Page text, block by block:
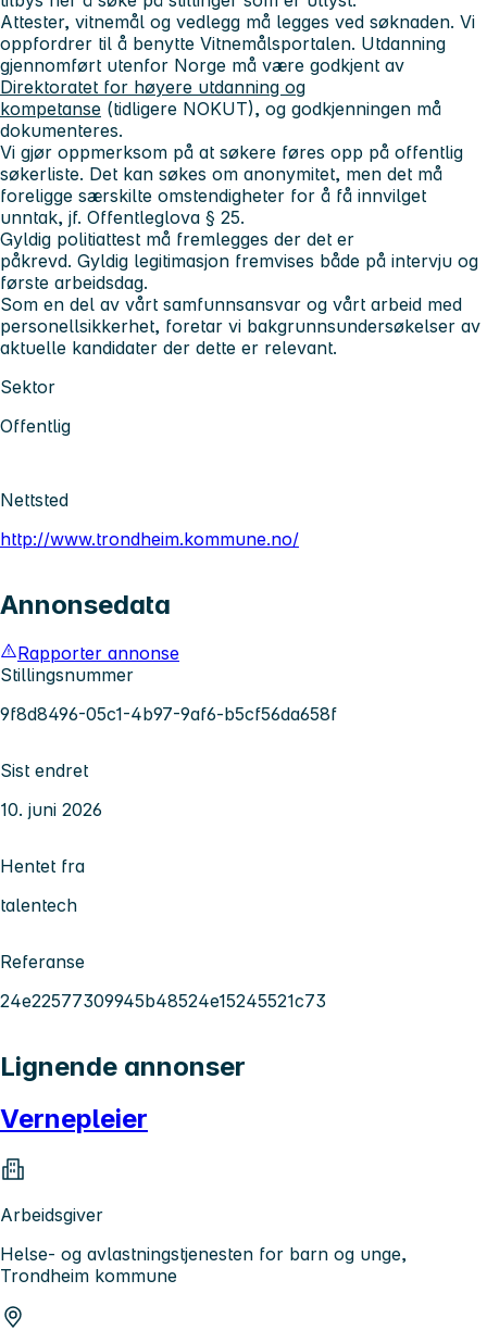
Attester, vitnemål og vedlegg må legges ved søknaden. Vi
oppfordrer til å benytte Vitnemålsportalen. Utdanning
gjennomført utenfor Norge må være godkjent av
Direktoratet for høyere utdanning og
kompetanse (tidligere NOKUT), og godkjenningen må
dokumenteres.
Vi gjør oppmerksom på at søkere føres opp på offentlig
søkerliste. Det kan søkes om anonymitet, men det må
foreligge særskilte omstendigheter for å få innvilget
unntak, jf. Offentleglova § 25.
Gyldig politiattest må fremlegges der det er
påkrevd. Gyldig legitimasjon fremvises både på intervju og
første arbeidsdag.
Som en del av vårt samfunnsansvar og vårt arbeid med
personellsikkerhet, foretar vi bakgrunnsundersøkelser av
aktuelle kandidater der dette er relevant.
Sektor
Offentlig
Nettsted
http://www.trondheim.kommune.no/
Annonsedata
Rapporter annonse
Stillingsnummer
9f8d8496-05c1-4b97-9af6-b5cf56da658f
Sist endret
10. juni 2026
Hentet fra
talentech
Referanse
24e22577309945b48524e15245521c73
Lignende annonser
Vernepleier
Arbeidsgiver
Helse- og avlastningstjenesten for barn og unge,
Trondheim kommune